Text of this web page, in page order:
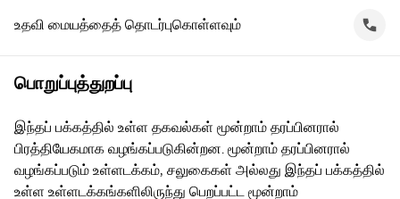
உதவி மையத்தைத் தொடர்புகொள்ளவும்
பொறுப்புத்துறப்பு
இந்தப் பக்கத்தில் உள்ள தகவல்கள் மூன்றாம் தரப்பினரால்
பிரத்தியேகமாக வழங்கப்படுகின்றன. மூன்றாம் தரப்பினரால்
வழங்கப்படும் உள்ளடக்கம், சலுகைகள் அல்லது இந்தப் பக்கத்தில்
உள்ள உள்ளடக்கங்களிலிருந்து பெறப்பட்ட மூன்றாம்